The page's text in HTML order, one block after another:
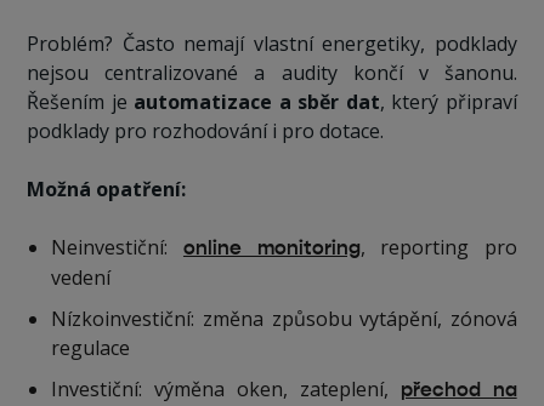
Problém? Často nemají vlastní energetiky, podklady
nejsou centralizované a audity končí v šanonu.
Řešením je automatizace a sběr dat, který připraví
podklady pro rozhodování i pro dotace.
Možná opatření:
Neinvestiční: online monitoring, reporting pro
vedení
Nízkoinvestiční: změna způsobu vytápění, zónová
regulace
Investiční: výměna oken, zateplení,
přechod na